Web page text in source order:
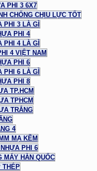
PHI 3 6X7
CHỐNG CHỊU LỰC TỐT
PHI 3 LÀ GÌ
PHI 4
PHI 4 LÀ GÌ
4 VIỆT NAM
PHI 6
PHI 6 LÀ GÌ
PHI 8
TP.HCM
TPHCM
TRẮNG
4
MẠ KẼM
PHI 6
MÁY HÀN QUỐC
THÉP